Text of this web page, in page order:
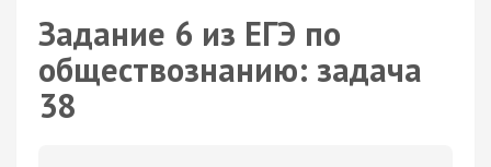
Задание 6 из ЕГЭ по
обществознанию: задача
38